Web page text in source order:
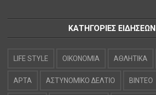
ΚΑΤΗΓΟΡΙΕΣ ΕΙΔΗΣΕΩΝ
LIFE STYLE OIKONOMIA ΑΘΛΗΤΙΚΑ
ΑΡΤΑ ΑΣΤΥΝΟΜΙΚΟ ΔΕΛΤΙΟ ΒΙΝΤΕΟ